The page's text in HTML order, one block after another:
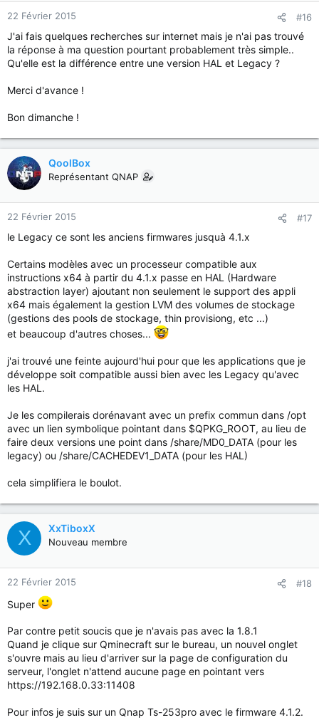
22 Février 2015 #16
J'ai fais quelques recherches sur internet mais je n'ai pas trouvé
la réponse à ma question pourtant probablement très simple..
Qu'elle est la différence entre une version HAL et Legacy ?
Merci d'avance !
Bon dimanche !
QoolBox
Représentant QNAP
22 Février 2015 #17
le Legacy ce sont les anciens firmwares jusquà 4.1.x
Certains modèles avec un processeur compatible aux
instructions x64 à partir du 4.1.x passe en HAL (Hardware
abstraction layer) ajoutant non seulement le support des appli
x64 mais également la gestion LVM des volumes de stockage
(gestions des pools de stockage, thin provisiong, etc ...)
et beaucoup d'autres choses...
j'ai trouvé une feinte aujourd'hui pour que les applications que je
développe soit compatible aussi bien avec les Legacy qu'avec
les HAL.
Je les compilerais dorénavant avec un prefix commun dans /opt
avec un lien symbolique pointant dans $QPKG_ROOT, au lieu de
faire deux versions une point dans /share/MD0_DATA (pour les
legacy) ou /share/CACHEDEV1_DATA (pour les HAL)
cela simplifiera le boulot.
X XxTiboxX
Nouveau membre
22 Février 2015 #18
Super
Par contre petit soucis que je n'avais pas avec la 1.8.1
Quand je clique sur Qminecraft sur le bureau, un nouvel onglet
s'ouvre mais au lieu d'arriver sur la page de configuration du
serveur, l'onglet n'attend aucune page en pointant vers
https://192.168.0.33:11408
Pour infos je suis sur un Qnap Ts-253pro avec le firmware 4.1.2.